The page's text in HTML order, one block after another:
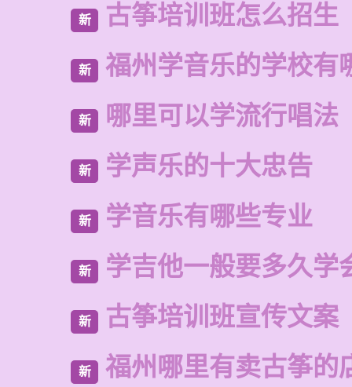
新 古筝培训班怎么招生
新 福州学音乐的学校有
新 哪里可以学流行唱法
新 学声乐的十大忠告
新 学音乐有哪些专业
新 学吉他一般要多久学
新 古筝培训班宣传文案
新 福州哪里有卖古筝的